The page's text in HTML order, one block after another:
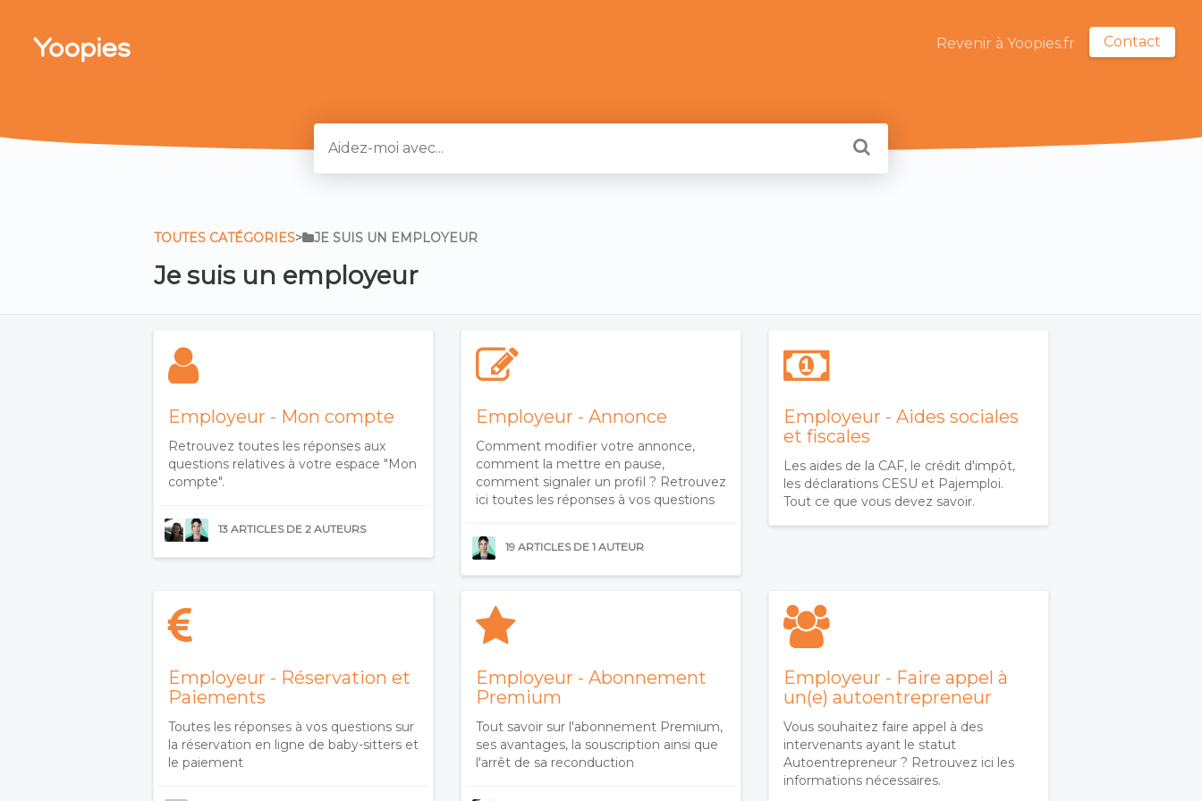
Revenir à Yoopies.fr Contact
TOUTES CATÉGORIES​>​ ​JE SUIS UN EMPLOYEUR
Je suis un employeur
Employeur - Mon compte
Retrouvez toutes les réponses aux
questions relatives à votre espace "Mon
compte".
13 ARTICLES DE 2 AUTEURS
Employeur - Annonce
Comment modifier votre annonce,
comment la mettre en pause,
comment signaler un profil ? Retrouvez
ici toutes les réponses à vos questions
19 ARTICLES DE 1 AUTEUR
Employeur - Aides sociales
et fiscales
Les aides de la CAF, le crédit d'impôt,
les déclarations CESU et Pajemploi.
Tout ce que vous devez savoir.
Employeur - Réservation et
Paiements
Toutes les réponses à vos questions sur
la réservation en ligne de baby-sitters et
le paiement
Employeur - Abonnement
Premium
Tout savoir sur l'abonnement Premium,
ses avantages, la souscription ainsi que
l'arrêt de sa reconduction
Employeur - Faire appel à
un(e) autoentrepreneur
Vous souhaitez faire appel à des
intervenants ayant le statut
Autoentrepreneur ? Retrouvez ici les
informations nécessaires.